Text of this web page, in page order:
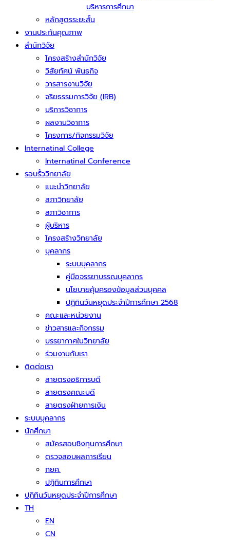
บริหารการศึกษา
หลักสูตรระยะสั้น
งานประกันคุณภาพ
สำนักวิจัย
โครงสร้างสำนักวิจัย
วิสัยทัศน์ พันธกิจ
วารสารงานวิจัย
จริยธรรมการวิจัย (IRB)
บริการวิชาการ
ผลงานวิชาการ
โครงการ/กิจกรรมวิจัย
Internatinal College
Internatinal Conference
รอบรั้ววิทยาลัย
แนะนำวิทยาลัย
สภาวิทยาลัย
สภาวิชาการ
ผู้บริหาร
โครงสร้างวิทยาลัย
บุคลากร
ระบบบุคลากร
คู่มือจรรยาบรรณบุคลากร
นโยบายคุ้มครองข้อมูลส่วนบุคคล
ปฏิทินวันหยุดประจำปีการศึกษา 2568
คณะและหน่วยงาน
ข่าวสารและกิจกรรม
บรรยากาศในวิทยาลัย
ร่วมงานกับเรา
ติดต่อเรา
สายตรงอธิการบดี
สายตรงคณะบดี
สายตรงฝ่ายการเงิน
ระบบบุคลากร
นักศึกษา
สมัครสอบชิงทุนการศึกษา
ตรวจสอบผลการเรียน
กยศ.
ปฏิทินการศึกษา
ปฏิทินวันหยุดประจำปีการศึกษา
TH
EN
CN